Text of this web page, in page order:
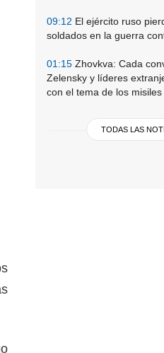
09:12 El ejército ruso
soldados en la guerra
01:15 Zhovkva: Cada
Zelensky y líderes
con el tema de los misiles
TODAS LAS